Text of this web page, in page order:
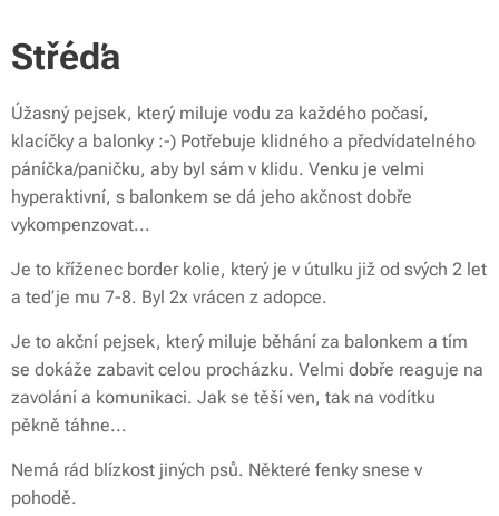
Střéďa
Úžasný pejsek, který miluje vodu za každého počasí,
klacíčky a balonky :-) Potřebuje klidného a předvídatelného
páníčka/paničku, aby byl sám v klidu. Venku je velmi
hyperaktivní, s balonkem se dá jeho akčnost dobře
vykompenzovat...
Je to kříženec border kolie, který je v útulku již od svých 2 let
a teď je mu 7-8. Byl 2x vrácen z adopce.
Je to akční pejsek, který miluje běhání za balonkem a tím
se dokáže zabavit celou procházku. Velmi dobře reaguje na
zavolání a komunikaci. Jak se těší ven, tak na vodítku
pěkně táhne...
Nemá rád blízkost jiných psů. Některé fenky snese v
pohodě.